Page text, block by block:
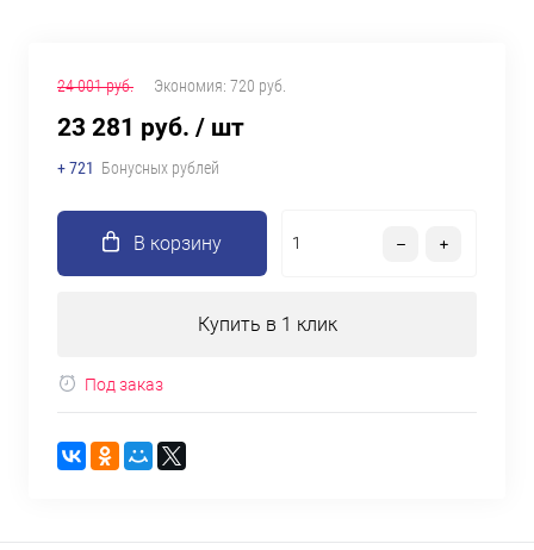
24 001 руб. Экономия: 720 руб.
23 281 руб. / шт
+ 721 Бонусных рублей
В корзину
Купить в 1 клик
Под заказ